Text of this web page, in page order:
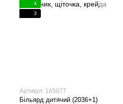
4
3
Артикул: 165077
Більярд дитячий (2036+1)